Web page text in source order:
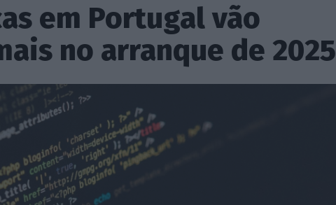
em Portugal vão
no arranque de 2025